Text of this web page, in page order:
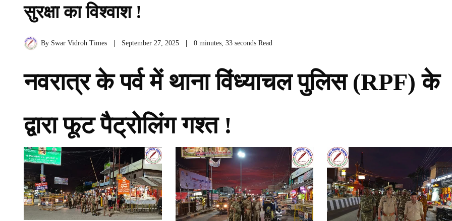
सुरक्षा का विश्वाश !
By Swar Vidroh Times September 27, 2025 0 minutes, 33 seconds Read
नवरात्र के पर्व में थाना विंध्याचल पुलिस (RPF) के
द्वारा फूट पैट्रोलिंग गश्त !